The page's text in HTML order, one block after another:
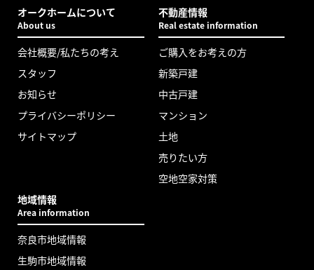
オークホームについて
About us
会社概要/私たちの考え
スタッフ
お知らせ
プライバシーポリシー
サイトマップ
不動産情報
Real estate information
ご購入をお考えの方
新築戸建
中古戸建
マンション
土地
売りたい方
空地空家対策
地域情報
Area information
奈良市地域情報
生駒市地域情報